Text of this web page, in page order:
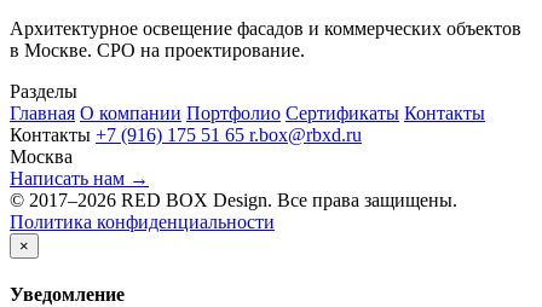
Архитектурное освещение фасадов и коммерческих объектов
в Москве. СРО на проектирование.
Разделы
Главная О компании Портфолио Сертификаты Контакты
Контакты +7 (916) 175 51 65 r.box@rbxd.ru
Москва
Написать нам →
© 2017–2026 RED BOX Design. Все права защищены.
Политика конфиденциальности
×
Уведомление